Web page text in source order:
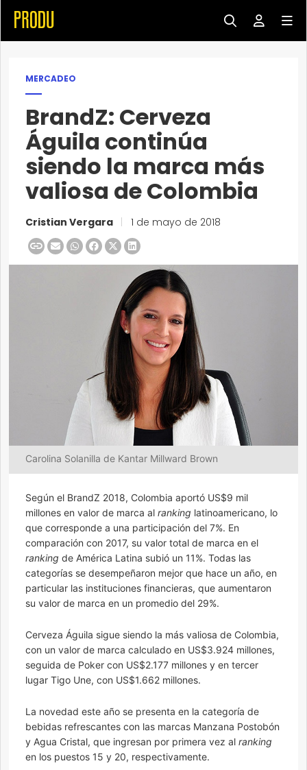
MERCADEO
BrandZ: Cerveza
Águila continúa
siendo la marca más
valiosa de Colombia
Cristian Vergara 1 de mayo de 2018
Carolina Solanilla de Kantar Millward Brown
Según el BrandZ 2018, Colombia aportó US$9 mil
millones en valor de marca al ranking latinoamericano, lo
que corresponde a una participación del 7%. En
comparación con 2017, su valor total de marca en el
ranking de América Latina subió un 11%. Todas las
categorías se desempeñaron mejor que hace un año, en
particular las instituciones financieras, que aumentaron
su valor de marca en un promedio del 29%.
Cerveza Águila sigue siendo la más valiosa de Colombia,
con un valor de marca calculado en US$3.924 millones,
seguida de Poker con US$2.177 millones y en tercer
lugar Tigo Une, con US$1.662 millones.
La novedad este año se presenta en la categoría de
bebidas refrescantes con las marcas Manzana Postobón
y Agua Cristal, que ingresan por primera vez al ranking
en los puestos 15 y 20, respectivamente.